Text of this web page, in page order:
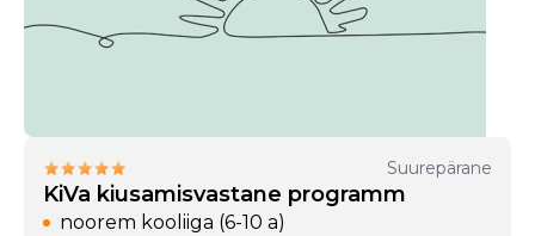
Suurepärane
KiVa kiusamisvastane programm
noorem kooliiga (6-10 a)